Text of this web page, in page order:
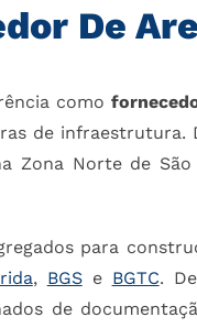
De
como
de
Zona Norte de
para
, BGSe BGTC.
de